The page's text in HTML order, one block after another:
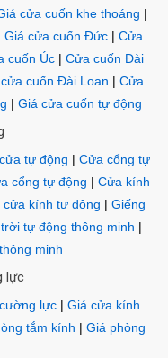
cửa cuốn khe thoáng |
Giá cửa cuốn Đức| Cửa
cuốn Úc| Cửa cuốn Đài
cuốn Đài Loan | Cửa
| Giá cửa cuốn tự động
tự động | Cửa cổng tự
cổng tự động | Cửa kính
cửa kính tự động | Giếng
tự động thông minh |
minh
lực
lực | Giá cửa kính
tắm kính | Giá phòng